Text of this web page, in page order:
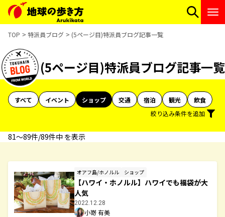
TOP 特派員ブログ (5ページ目)特派員ブログ記事一覧
(5ページ目)特派員ブログ記事一覧
すべて イベント ショップ 交通 宿泊 観光
飲食
絞り込み条件を追加
81〜89件/89件中 を表示
オアフ島/ホノルル ショップ
【ハワイ・ホノルル】ハワイでも福袋が大
人気
2022.12.28
小嵜 有美